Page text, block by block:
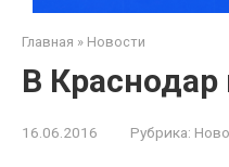
Главная » Новости
В Краснодар
16.06.2016 Рубрика: